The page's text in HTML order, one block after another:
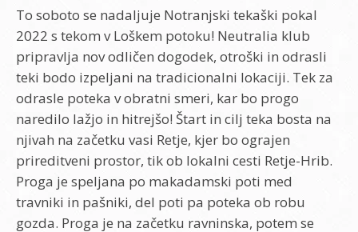
To soboto se nadaljuje Notranjski tekaški pokal
2022 s tekom v Loškem potoku! Neutralia klub
pripravlja nov odličen dogodek, otroški in odrasli
teki bodo izpeljani na tradicionalni lokaciji. Tek za
odrasle poteka v obratni smeri, kar bo progo
naredilo lažjo in hitrejšo! Štart in cilj teka bosta na
njivah na začetku vasi Retje, kjer bo ograjen
prireditveni prostor, tik ob lokalni cesti Retje-Hrib.
Proga je speljana po makadamski poti med
travniki in pašniki, del poti pa poteka ob robu
gozda. Proga je na začetku ravninska, potem se